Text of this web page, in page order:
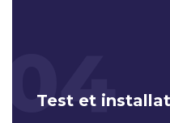
04
Test et